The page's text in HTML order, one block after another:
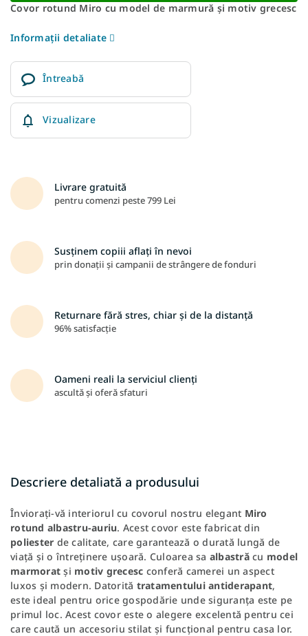
Covor rotund Miro cu model de marmură și motiv grecesc
Informaţii detaliate
Întreabă
Vizualizare
Livrare gratuită
pentru comenzi peste 799 Lei
Susținem copiii aflați în nevoi
prin donații și campanii de strângere de fonduri
Returnare fără stres, chiar și de la distanță
96% satisfacție
Oameni reali la serviciul clienți
ascultă și oferă sfaturi
Descriere detaliată a produsului
Înviorați-vă interiorul cu covorul nostru elegant Miro
rotund albastru-auriu. Acest covor este fabricat din
poliester de calitate, care garantează o durată lungă de
viață și o întreținere ușoară. Culoarea sa albastrăcu model
marmorat și motiv grecesc conferă camerei un aspect
luxos și modern. Datorită tratamentului antiderapant,
este ideal pentru orice gospodărie unde siguranța este pe
primul loc. Acest covor este o alegere excelentă pentru cei
care caută un accesoriu stilat și funcțional pentru casa lor.